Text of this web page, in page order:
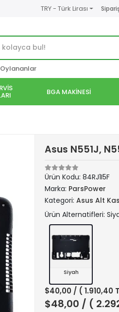
TRY - Türk Lirası
Oylananlar
BGA MAKİNESİ
Asus N551J,
Ürün Kodu: 84RJ1I5F
Marka: ParsPower
Kategori: Asus Alt
Ürün Alternatifleri:
Siyah
$40,00 / ( 1.910,40
$48,00 / (